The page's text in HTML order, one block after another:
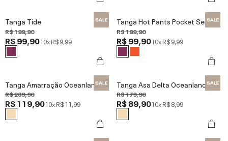
Tanga Tide
R$ 199,90
R$ 99,9010xR$ 9,99
Tanga Hot Pants Pocket Sense®
R$ 199,90
R$ 99,9010xR$ 9,99
Tanga Amarração Oceanlance
R$ 239,90
R$ 119,9010xR$ 11,99
Tanga Asa Delta Oceanlance
R$ 179,90
R$ 89,9010xR$ 8,99